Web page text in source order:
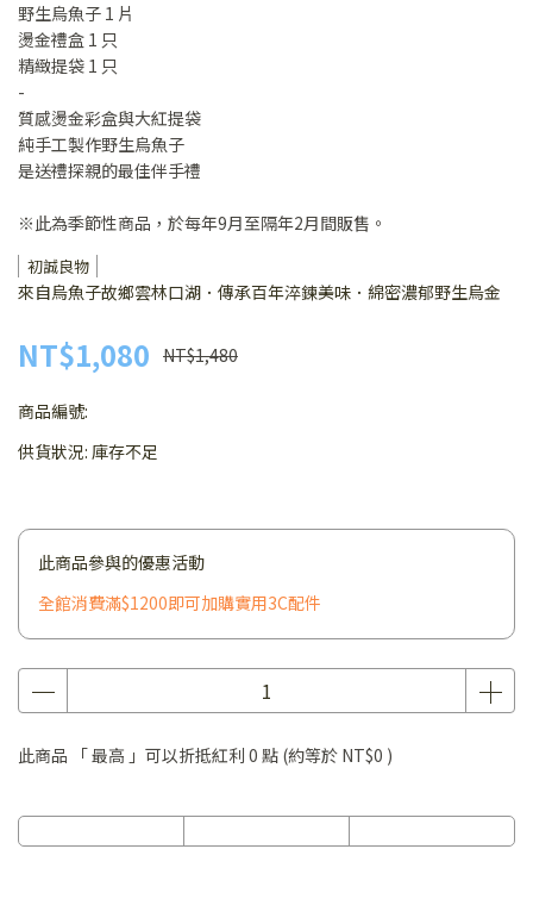
野生烏魚子 1 片
燙金禮盒 1 只
精緻提袋 1 只
-
質感燙金彩盒與大紅提袋
純手工製作野生烏魚子
是送禮探親的最佳伴手禮
※此為季節性商品，於每年9月至隔年2月間販售。
初誠良物
來自烏魚子故鄉雲林口湖．傳承百年淬鍊美味．綿密濃郁野生烏金
NT$1,080 NT$1,480
商品編號:
供貨狀況: 庫存不足
此商品參與的優惠活動
全館消費滿$1200即可加購實用3C配件
此商品 「 最高 」可以折抵紅利 0 點 (約等於 NT$0 )